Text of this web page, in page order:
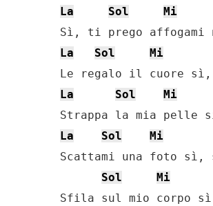
La
Sol
Mi
La
Sol
Mi
La
Sol
Mi
La
Sol Mi
Scattami una foto sì,
Sol
Mi
Sfila sul mio corpo